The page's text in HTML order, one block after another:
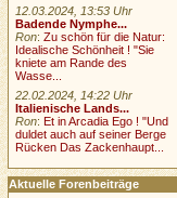
12.03.2024, 13:53 Uhr
Badende Nymphe...
Ron:Zu schön für die Natur:
Idealische Schönheit ! "Sie
kniete am Rande des
Wasse...
22.02.2024, 14:22 Uhr
Italienische Lands...
Ron:Et in Arcadia Ego ! "Und
duldet auch auf seiner Berge
Rücken Das Zackenhaupt...
Aktuelle Forenbeiträge